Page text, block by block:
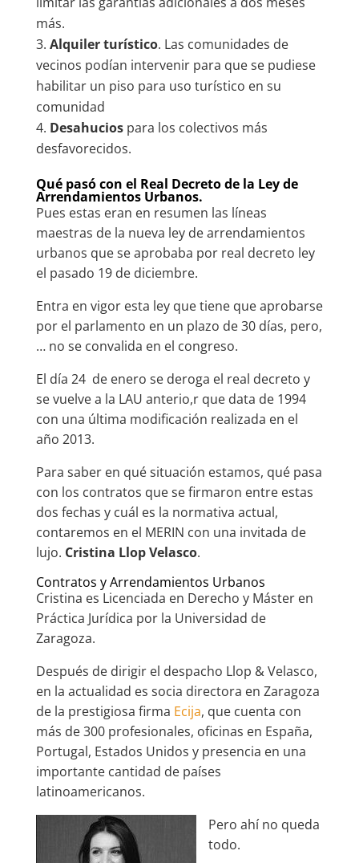
más.
Alquiler turístico. Las comunidades de
vecinos podían intervenir para que se pudiese
habilitar un piso para uso turístico en su
comunidad
Desahuciospara los colectivos más
desfavorecidos.
Qué pasó con el Real Decreto de la Ley de
Arrendamientos Urbanos.
Pues estas eran en resumen las líneas
maestras de la nueva ley de arrendamientos
urbanos que se aprobaba por real decreto ley
el pasado 19 de diciembre.
Entra en vigor esta ley que tiene que aprobarse
por el parlamento en un plazo de 30 días, pero,
… no se convalida en el congreso.
El día 24 de enero se deroga el real decreto y
se vuelve a la LAU anterio,r que data de 1994
con una última modificación realizada en el
año 2013.
Para saber en qué situación estamos, qué pasa
con los contratos que se firmaron entre estas
dos fechas y cuál es la normativa actual,
contaremos en el MERIN con una invitada de
lujo. Cristina Llop Velasco.
Contratos y Arrendamientos Urbanos
Cristina es Licenciada en Derecho y Máster en
Práctica Jurídica por la Universidad de
Zaragoza.
Después de dirigir el despacho Llop & Velasco,
en la actualidad es socia directora en Zaragoza
de la prestigiosa firma Ecija, que cuenta con
más de 300 profesionales, oficinas en España,
Portugal, Estados Unidos y presencia en una
importante cantidad de países
latinoamericanos.
Pero ahí no queda
todo.